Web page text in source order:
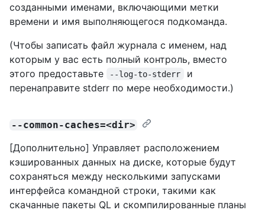
созданными именами, включающими метки
времени и имя выполняющегося подкоманда.
(Чтобы записать файл журнала с именем, над
которым у вас есть полный контроль, вместо
этого предоставьте
--log-to-stderr
и
перенаправите stderr по мере необходимости.)
--common-caches=<dir>
[Дополнительно] Управляет расположением
кэшированных данных на диске, которые будут
сохраняться между несколькими запусками
интерфейса командной строки, такими как
скачанные пакеты QL и скомпилированные планы